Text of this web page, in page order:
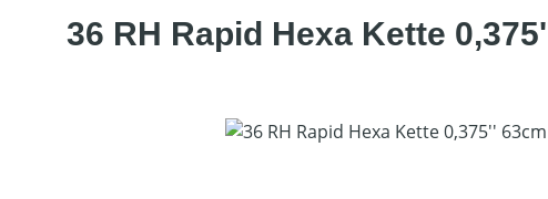
36 RH Rapid Hexa Kette
Bildergalerie überspringen